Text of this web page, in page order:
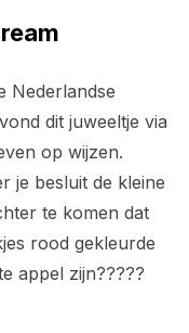
Nederlandse
dit juweeltje via
op wijzen.
je besluit de kleine
te komen dat
rood gekleurde
appel zijn?????